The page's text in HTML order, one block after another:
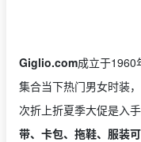
Giglio.com成立于1960
集合当下热门男女时装
次折上折夏季大促是入手
带、卡包、拖鞋、服装